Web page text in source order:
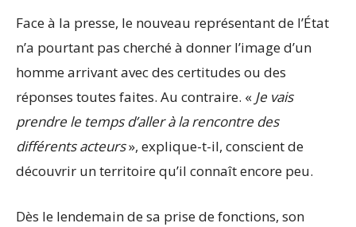
Face à la presse, le nouveau représentant de l’État
n’a pourtant pas cherché à donner l’image d’un
homme arrivant avec des certitudes ou des
réponses toutes faites. Au contraire. « Je vais
prendre le temps d’aller à la rencontre des
différents acteurs», explique-t-il, conscient de
découvrir un territoire qu’il connaît encore peu.
Dès le lendemain de sa prise de fonctions, son